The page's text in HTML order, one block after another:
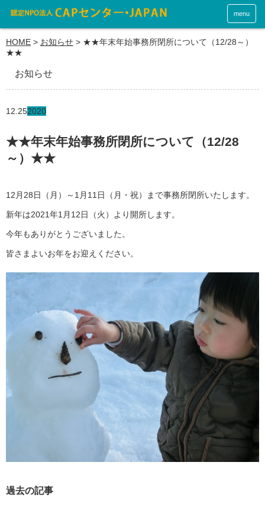
menu
HOME > お知らせ > ★★年末年始事務所閉所について（12/28～）
★★
お知らせ
12.252020
★★年末年始事務所閉所について（12/28
～）★★
12月28日（月）～1月11日（月・祝）まで事務所閉所いたします。
新年は2021年1月12日（火）より開所します。
今年もありがとうございました。
皆さまよいお年をお迎えください。
過去の記事